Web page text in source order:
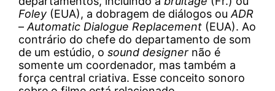
Foley (EUA), a dobragem de diálogos ouADR
–Automatic Dialogue Replacement (EUA). Ao
contrário do chefe do departamento de som
de um estúdio, osound designer não é
somente um coordenador, mas também a
força central criativa. Esse conceito sonoro